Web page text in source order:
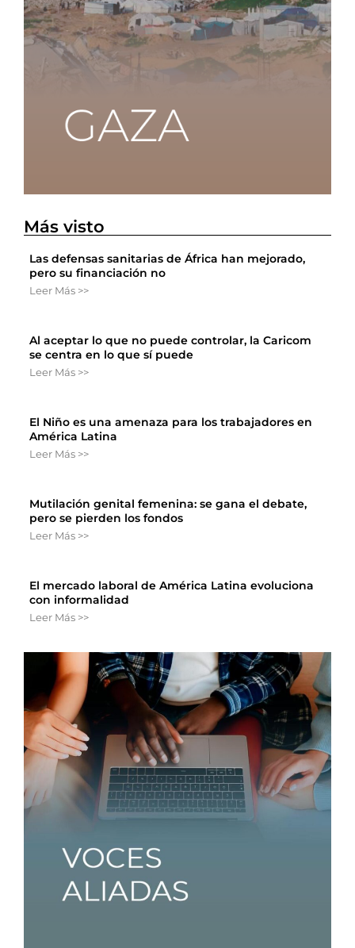
Más visto
Las defensas sanitarias de África han mejorado,
pero su financiación no
Leer Más >>
Al aceptar lo que no puede controlar, la Caricom
se centra en lo que sí puede
Leer Más >>
El Niño es una amenaza para los trabajadores en
América Latina
Leer Más >>
Mutilación genital femenina: se gana el debate,
pero se pierden los fondos
Leer Más >>
El mercado laboral de América Latina evoluciona
con informalidad
Leer Más >>